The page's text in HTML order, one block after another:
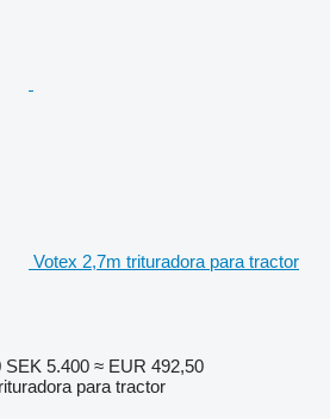
Votex 2,7m trituradora para tractor
SEK 5.400 ≈ EUR 492,50
para tractor